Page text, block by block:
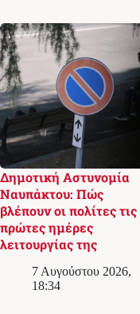
Δημοτική Αστυνομία
Ναυπάκτου: Πώς
βλέπουν οι πολίτες τις
πρώτες ημέρες
λειτουργίας της
7 Αυγούστου 2026,
18:34